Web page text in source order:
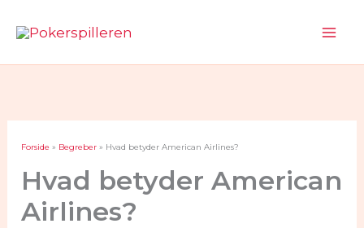
Forside Begreber Hvad betyder American Airlines?
Hvad betyder American
Airlines?